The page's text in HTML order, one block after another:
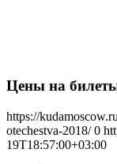
Цены на
https://
otechestva-2018/ 0
19T18:57:00+03:00